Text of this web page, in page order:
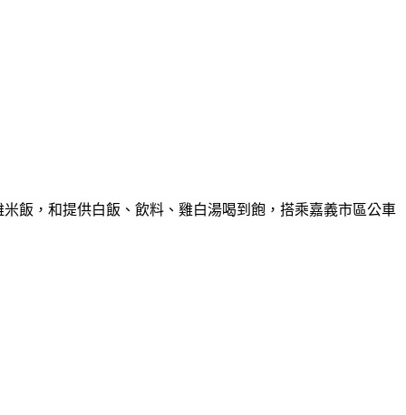
飯，和提供白飯、飲料、雞白湯喝到飽，搭乘嘉義市區公車